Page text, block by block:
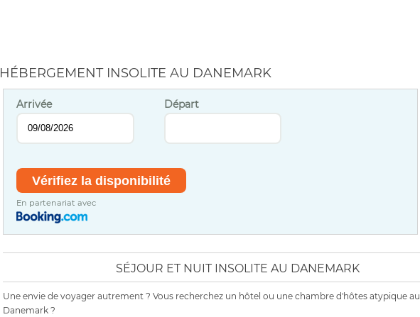
HÉBERGEMENT INSOLITE AU DANEMARK
Arrivée Départ
En partenariat avec
SÉJOUR ET NUIT INSOLITE AU DANEMARK
Une envie de voyager autrement ? Vous recherchez un hôtel ou une chambre d'hôtes atypique au
Danemark ?